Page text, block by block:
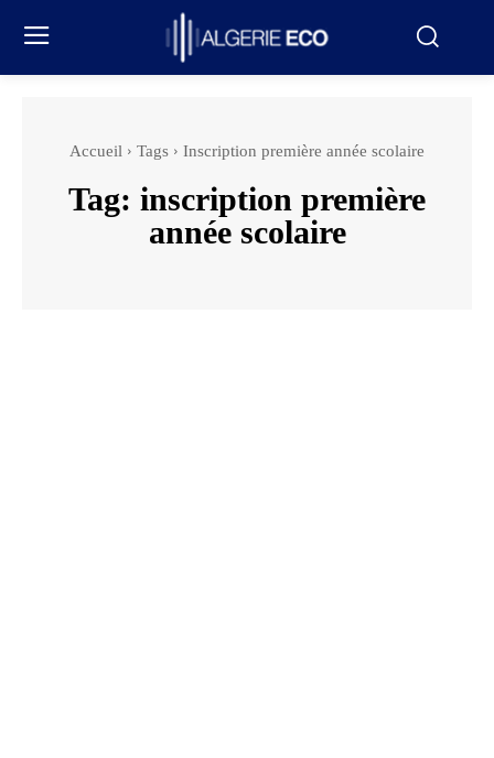
Accueil Tags Inscription première année scolaire
Tag: inscription première
année scolaire